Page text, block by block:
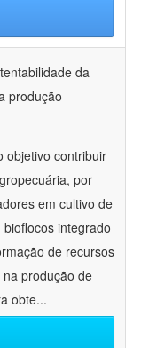
da
produção
objetivo contribuir
por
em cultivo de
integrado
de recursos
produção de
obte...